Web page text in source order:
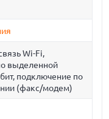
Wi-Fi,
выделенной
подключение по
(факс/модем)